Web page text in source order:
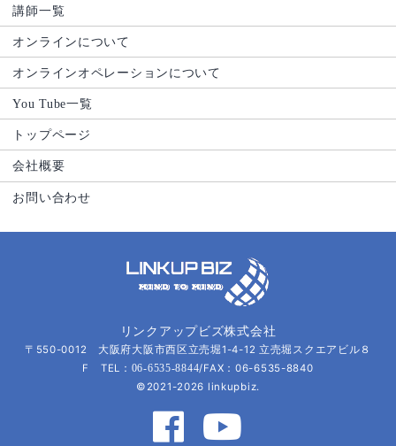
講師一覧
オンラインについて
オンラインオペレーションについて
You Tube一覧
トップページ
会社概要
お問い合わせ
リンクアップビズ株式会社
〒550-0012 大阪府大阪市西区立売堀1-4-12 立売堀スクエアビル８
F TEL： 06-6535-8844/FAX：06-6535-8840
©2021-2026 linkupbiz.